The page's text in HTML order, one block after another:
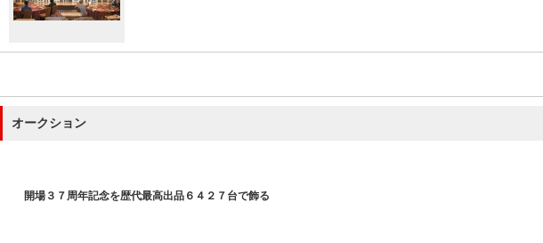
オークション
開場３７周年記念を歴代最高出品６４２７台で飾る